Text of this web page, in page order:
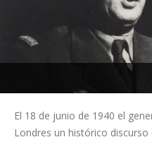
El 18 de junio de 1940 el
Londres un histórico discurso